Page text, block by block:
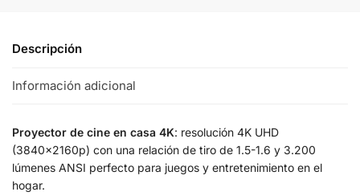
Descripción
Información adicional
Proyector de cine en casa 4K: resolución 4K UHD
(3840x2160p) con una relación de tiro de 1.5-1.6 y 3.200
lúmenes ANSI perfecto para juegos y entretenimiento en el
hogar.